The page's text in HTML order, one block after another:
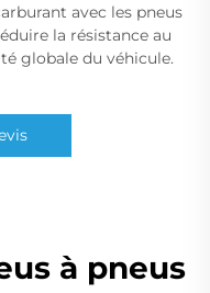
avec les pneus
la résistance au
globale du véhicule.
à pneus